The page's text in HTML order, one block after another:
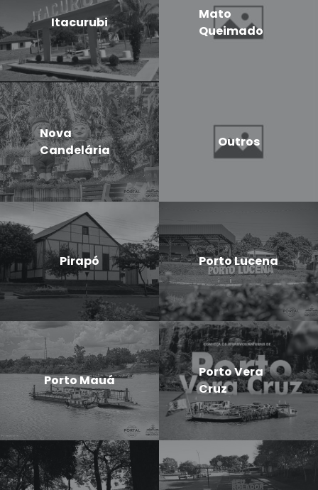
Itacurubi
Mato
Queimado
Nova
Candelária
Outros
Pirapó Porto Lucena
Porto Mauá
Porto Vera
Cruz